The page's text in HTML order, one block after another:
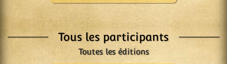
Tous les participants